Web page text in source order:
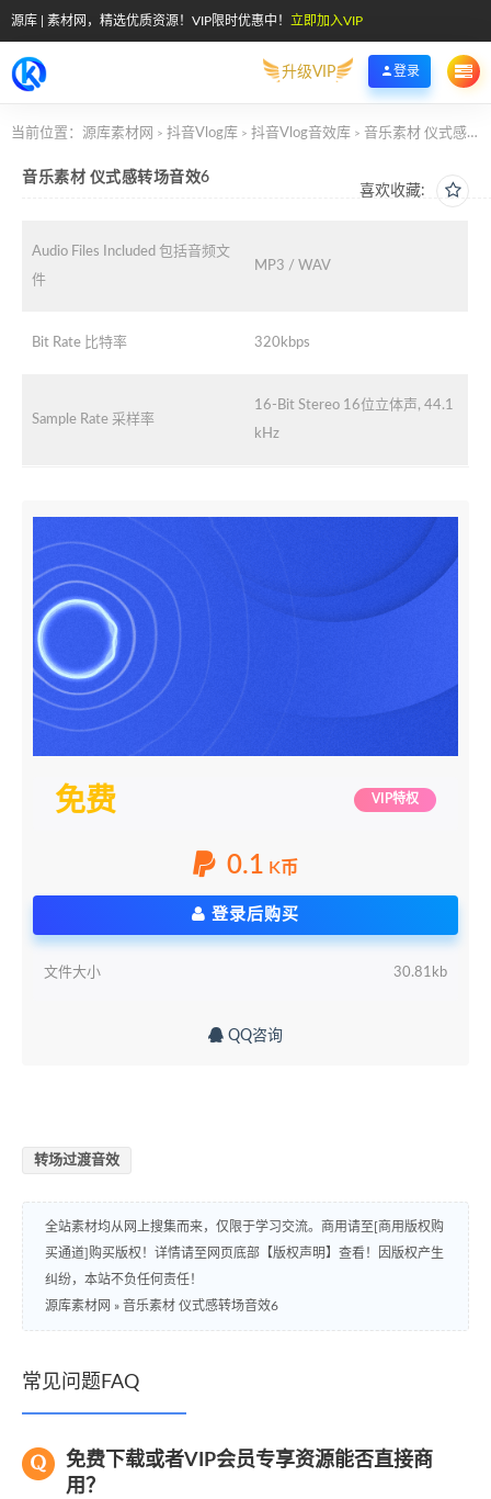
源库 | 素材网，精选优质资源！VIP限时优惠中！ 立即加入VIP
升级VIP 登录
当前位置： 源库素材网 > 抖音Vlog库 > 抖音Vlog音效库 > 音乐素材 仪式感转场音效6
喜欢收藏:
音乐素材 仪式感转场音效6
Audio Files Included 包括音频文
件
MP3 / WAV
Bit Rate 比特率 320kbps
Sample Rate 采样率
16-Bit Stereo 16位立体声, 44.1
kHz
免费 VIP特权
0.1 K币
登录后购买
文件大小 30.81kb
QQ咨询
转场过渡音效
全站素材均从网上搜集而来，仅限于学习交流。商用请至[商用版权购
买通道]购买版权！详情请至网页底部【版权声明】查看！因版权产生
纠纷，本站不负任何责任！
源库素材网 » 音乐素材 仪式感转场音效6
常见问题FAQ
免费下载或者VIP会员专享资源能否直接商
用？